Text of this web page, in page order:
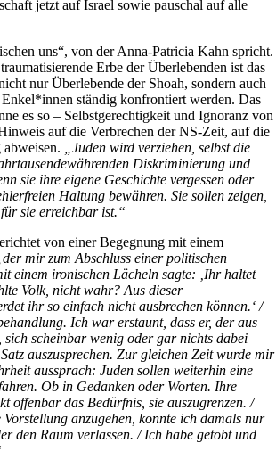
jetzt auf Israel sowie pauschal auf alle
uns“, von der Anna-Patricia Kahn spricht.
Erbe der Überlebenden ist das
nur Überlebende der Shoah, sondern auch
ständig konfrontiert werden. Das
es so – Selbstgerechtigkeit und Ignoranz von
auf die Verbrechen der NS-Zeit, auf die
abweisen.
„Juden wird verziehen, selbst die
Diskriminierung und
sie ihre eigene Geschichte vergessen oder
Haltung bewähren. Sie sollen zeigen,
sie erreichbar ist.“
von einer Begegnung mit einem
„der mir zum Abschluss einer politischen
einem ironischen Lächeln sagte: ‚Ihr haltet
Volk, nicht wahr? Aus dieser
ihr so einfach nicht ausbrechen können.‘ /
Ich war erstaunt, dass er, der aus
sich scheinbar wenig oder gar nichts dabei
auszusprechen. Zur gleichen Zeit wurde mir
aussprach: Juden sollen weiterhin eine
Ob in Gedanken oder Worten. Ihre
offenbar das Bedürfnis, sie auszugrenzen. /
Vorstellung anzugehen, konnte ich damals nur
den Raum verlassen. / Ich habe getobt und